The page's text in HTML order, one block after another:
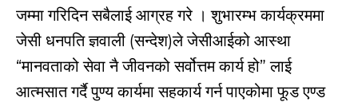
जम्मा गरिदिन सबैलाई आग्रह गरे । शुभारम्भ कार्यक्रममा
जेसी धनपति ज्ञवाली (सन्देश)ले जेसीआईको आस्था
“मानवताको सेवा नै जीवनको सर्वोत्तम कार्य हो” लाई
आत्मसात गर्दै पुण्य कार्यमा सहकार्य गर्न पाएकोमा फूड एण्ड